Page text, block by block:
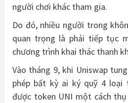
người chơi khác tham gia.
Do đó, nhiều người trong
quan trọng là phải tiếp tục
chương trình khai thác thanh
Vào tháng 9, khi Uniswap
phép bất kỳ ai ký quỹ 4 loại
được token UNI một cách